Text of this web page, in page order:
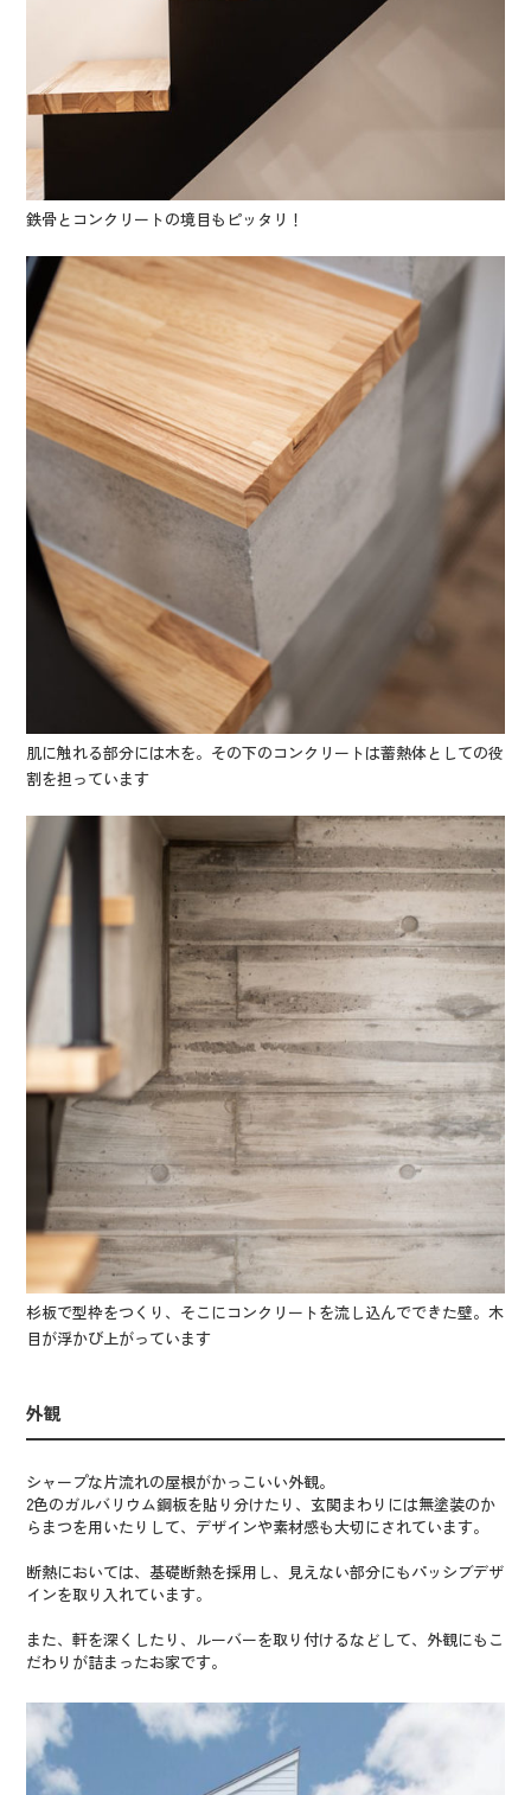
鉄骨とコンクリートの境目もピッタリ！
肌に触れる部分には木を。その下のコンクリートは蓄熱体としての役
割を担っています
杉板で型枠をつくり、そこにコンクリートを流し込んでできた壁。木
目が浮かび上がっています
外観
シャープな片流れの屋根がかっこいい外観。
2色のガルバリウム鋼板を貼り分けたり、玄関まわりには無塗装のか
らまつを用いたりして、デザインや素材感も大切にされています。
断熱においては、基礎断熱を採用し、見えない部分にもパッシブデザ
インを取り入れています。
また、軒を深くしたり、ルーバーを取り付けるなどして、外観にもこ
だわりが詰まったお家です。